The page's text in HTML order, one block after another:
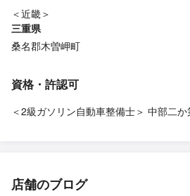
＜近畿＞
三重県
桑名郡木曽岬町
資格・許認可
＜2級ガソリン自動車整備士＞ 中部二
店舗のブログ